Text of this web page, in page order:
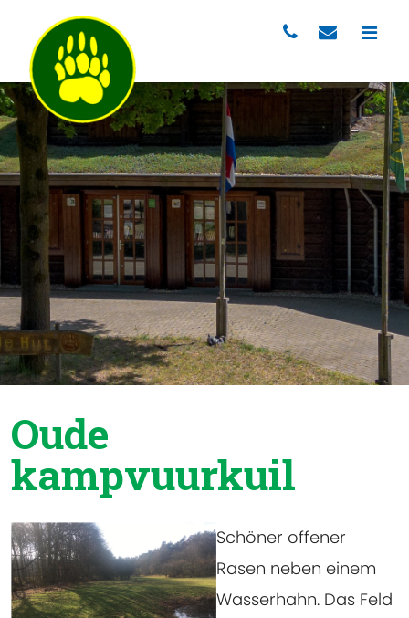
Oude
kampvuurkuil
Schöner offener
Rasen neben einem
Wasserhahn. Das Feld